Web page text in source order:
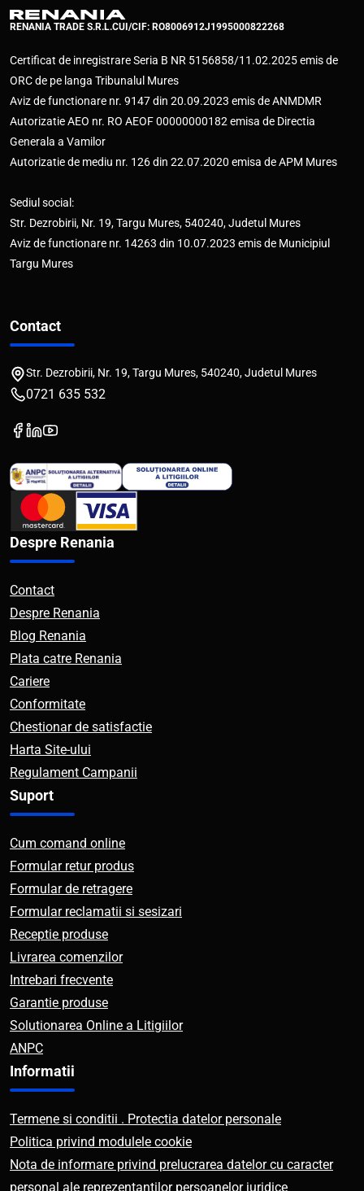
RENANIA TRADE S.R.L.CUI/CIF: RO8006912J1995000822268
Certificat de inregistrare Seria B NR 5156858/11.02.2025 emis de
ORC de pe langa Tribunalul Mures
Aviz de functionare nr. 9147 din 20.09.2023 emis de ANMDMR
Autorizatie AEO nr. RO AEOF 00000000182 emisa de Directia
Generala a Vamilor
Autorizatie de mediu nr. 126 din 22.07.2020 emisa de APM Mures
Sediul social:
Str. Dezrobirii, Nr. 19, Targu Mures, 540240, Judetul Mures
Aviz de functionare nr. 14263 din 10.07.2023 emis de Municipiul
Targu Mures
Contact
Str. Dezrobirii, Nr. 19, Targu Mures, 540240, Judetul Mures
0721 635 532
Despre Renania
Contact
Despre Renania
Blog Renania
Plata catre Renania
Cariere
Conformitate
Chestionar de satisfactie
Harta Site-ului
Regulament Campanii
Suport
Cum comand online
Formular retur produs
Formular de retragere
Formular reclamatii si sesizari
Receptie produse
Livrarea comenzilor
Intrebari frecvente
Garantie produse
Solutionarea Online a Litigiilor
ANPC
Informatii
Termene si conditii . Protectia datelor personale
Politica privind modulele cookie
Nota de informare privind prelucrarea datelor cu caracter
personal ale reprezentantilor persoanelor juridice